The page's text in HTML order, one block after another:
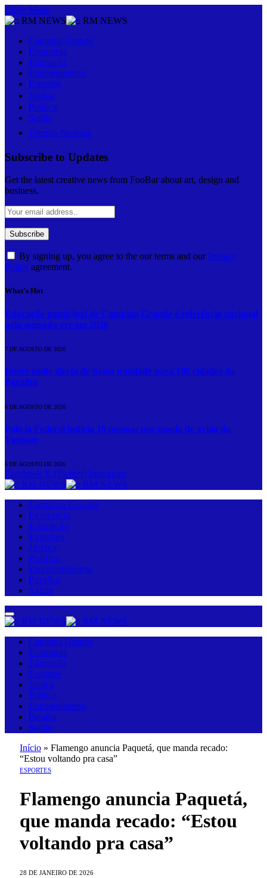
Close Menu
Campina Grande
Economia
Educação
Entretenimento
Esportes
Justiça
Política
Saúde
Últimas Notícias
Subscribe to Updates
Get the latest creative news from FooBar about art, design and
business.
By signing up, you agree to the our terms and our Privacy
Policy agreement.
What's Hot
Educação municipal de Campina Grande é referência nacional
pela segunda vez em 2026
7 DE AGOSTO DE 2026
Inmet emite alerta de baixa umidade para 106 cidades da
Paraíba
6 DE AGOSTO DE 2026
Polícia Federal indicia 16 pessoas por queda de avião da
Voepass
6 DE AGOSTO DE 2026
Facebook X (Twitter) Instagram
Campina Grande
Economia
Educação
Esportes
Justiça
Política
Entretenimento
Paraíba
Saúde
Campina Grande
Economia
Educação
Esportes
Justiça
Política
Entretenimento
Paraíba
Saúde
Início » Flamengo anuncia Paquetá, que manda recado:
“Estou voltando pra casa”
ESPORTES
Flamengo anuncia Paquetá,
que manda recado: “Estou
voltando pra casa”
28 DE JANEIRO DE 2026